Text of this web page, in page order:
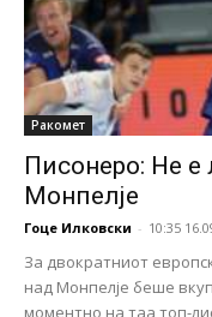
Ракомет
Писонеро: Не е
Монпелје
Гоце Илковски - 10:35
За двократниот
над Монпелје беше
моментно на таа топ-